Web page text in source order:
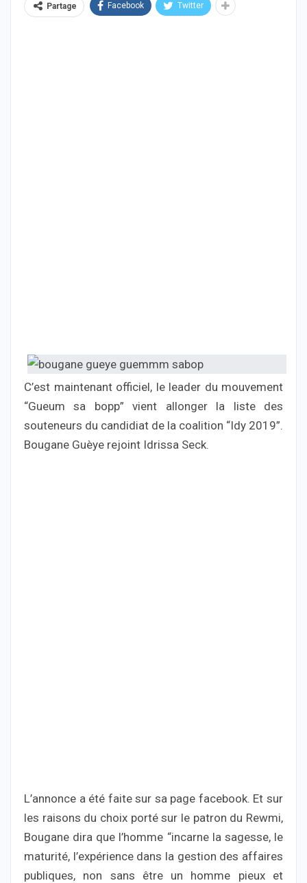
Partage Facebook Twitter
C’est maintenant officiel, le leader du mouvement
“Gueum sa bopp” vient allonger la liste des
souteneurs du candidiat de la coalition “Idy 2019”.
Bougane Guèye rejoint Idrissa Seck.
L’annonce a été faite sur sa page facebook. Et sur
les raisons du choix porté sur le patron du Rewmi,
Bougane dira que l’homme “incarne la sagesse, le
maturité, l’expérience dans la gestion des affaires
publiques, non sans être un homme pieux et